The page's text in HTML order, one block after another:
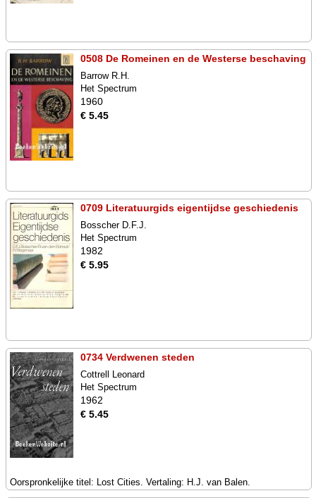
0508 De Romeinen en de Westerse beschaving
Barrow R.H.
Het Spectrum
1960
€ 5.45
0709 Literatuurgids eigentijdse geschiedenis
Bosscher D.F.J.
Het Spectrum
1982
€ 5.95
0734 Verdwenen steden
Cottrell Leonard
Het Spectrum
1962
€ 5.45
Oorspronkelijke titel: Lost Cities. Vertaling: H.J. van Balen.